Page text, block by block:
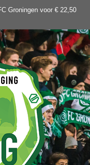
Groningen voor € 22,50